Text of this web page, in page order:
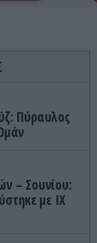
Πύραυλος
– Σουνίου:
με ΙΧ